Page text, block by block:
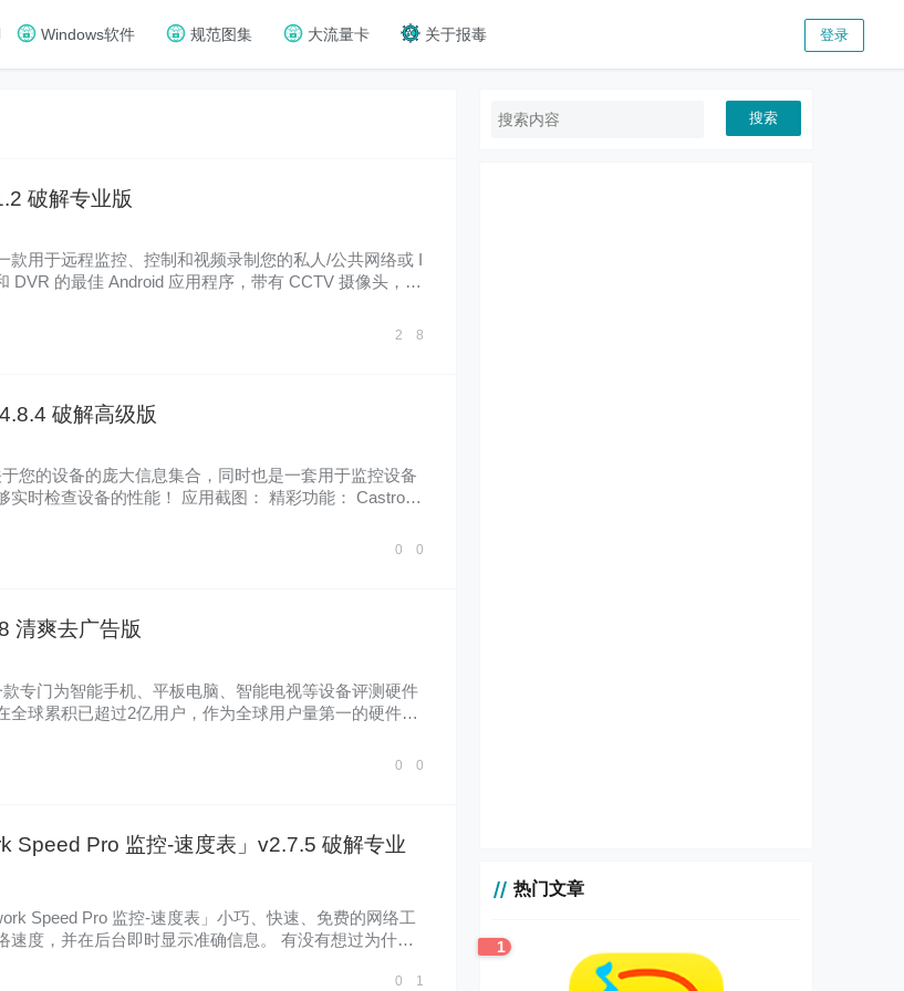
Windows软件 规范图集 大流量卡 关于报毒 登录
破解专业版
款用于远程监控、控制和视频录制您的私人/公共网络或 I
DVR 的最佳 Android 应用程序，带有 CCTV 摄像头，下
2 8
破解高级版
您的设备的庞大信息集合，同时也是一套用于监控设备
设备的性能！ 应用截图： 精彩功能： Castro
0 0
清爽去广告版
专门为智能手机、平板电脑、智能电视等设备评测硬件
全球累积已超过2亿用户，作为全球用户量第一的硬件性
0 0
Speed Pro 监控-速度表」v2.7.5 破解专业
Speed Pro 监控-速度表」小巧、快速、免费的网络工
速度，并在后台即时显示准确信息。 有没有想过为什么
0 1
搜索
热门文章
1